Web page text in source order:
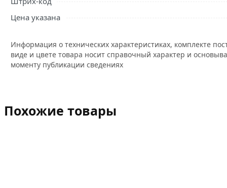
Цена указана
Информация о технических характеристиках, комплекте
виде и цвете товара носит справочный характер и
моменту публикации сведениях
Похожие товары